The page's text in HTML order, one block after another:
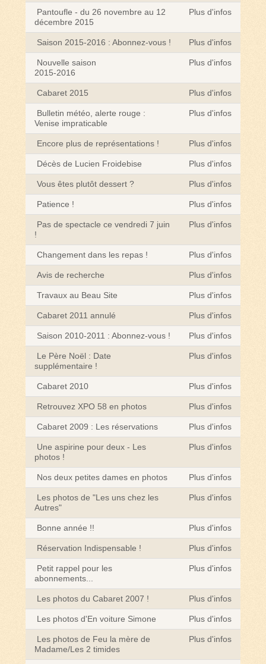
Pantoufle - du 26 novembre au 12
décembre 2015
Plus d'infos
Saison 2015-2016 : Abonnez-vous ! Plus d'infos
Nouvelle saison
2015-2016
Plus d'infos
Cabaret 2015 Plus d'infos
Bulletin météo, alerte rouge :
Venise impraticable
Plus d'infos
Encore plus de représentations ! Plus d'infos
Décès de Lucien Froidebise Plus d'infos
Vous êtes plutôt dessert ? Plus d'infos
Patience ! Plus d'infos
Pas de spectacle ce vendredi 7 juin
!
Plus d'infos
Changement dans les repas ! Plus d'infos
Avis de recherche Plus d'infos
Travaux au Beau Site Plus d'infos
Cabaret 2011 annulé Plus d'infos
Saison 2010-2011 : Abonnez-vous ! Plus d'infos
Le Père Noël : Date
supplémentaire !
Plus d'infos
Cabaret 2010 Plus d'infos
Retrouvez XPO 58 en photos Plus d'infos
Cabaret 2009 : Les réservations Plus d'infos
Une aspirine pour deux - Les
photos !
Plus d'infos
Nos deux petites dames en photos Plus d'infos
Les photos de "Les uns chez les
Autres"
Plus d'infos
Bonne année !! Plus d'infos
Réservation Indispensable ! Plus d'infos
Petit rappel pour les
abonnements...
Plus d'infos
Les photos du Cabaret 2007 ! Plus d'infos
Les photos d'En voiture Simone Plus d'infos
Les photos de Feu la mère de
Madame/Les 2 timides
Plus d'infos